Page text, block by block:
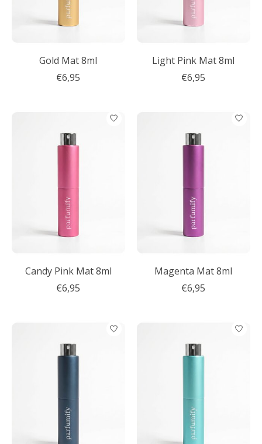
Gold Mat 8ml
€6,95
Light Pink Mat 8ml
€6,95
Candy Pink Mat 8ml
€6,95
Magenta Mat 8ml
€6,95